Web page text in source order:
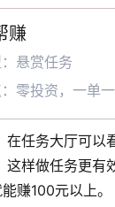
赚
悬赏任务
零投资，一单
在任务大厅可以
这样做任务更
赚100元以上。